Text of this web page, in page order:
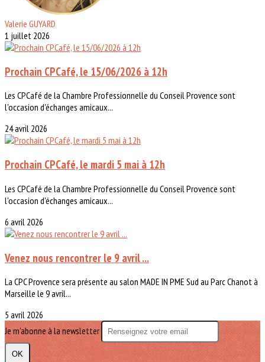
Valerie GUYARD
1 juillet 2026
Prochain CPCafé, le 15/06/2026 à 12h
Les CPCafé de la Chambre Professionnelle du Conseil Provence sont
l'occasion d'échanges amicaux...
24 avril 2026
Prochain CPCafé, le mardi 5 mai à 12h
Les CPCafé de la Chambre Professionnelle du Conseil Provence sont
l'occasion d'échanges amicaux...
6 avril 2026
Venez nous rencontrer le 9 avril ...
La CPC Provence sera présente au salon MADE IN PME Sud au Parc Chanot à
Marseille le 9 avril...
5 avril 2026
Je m'abonne à la newsletter
OK